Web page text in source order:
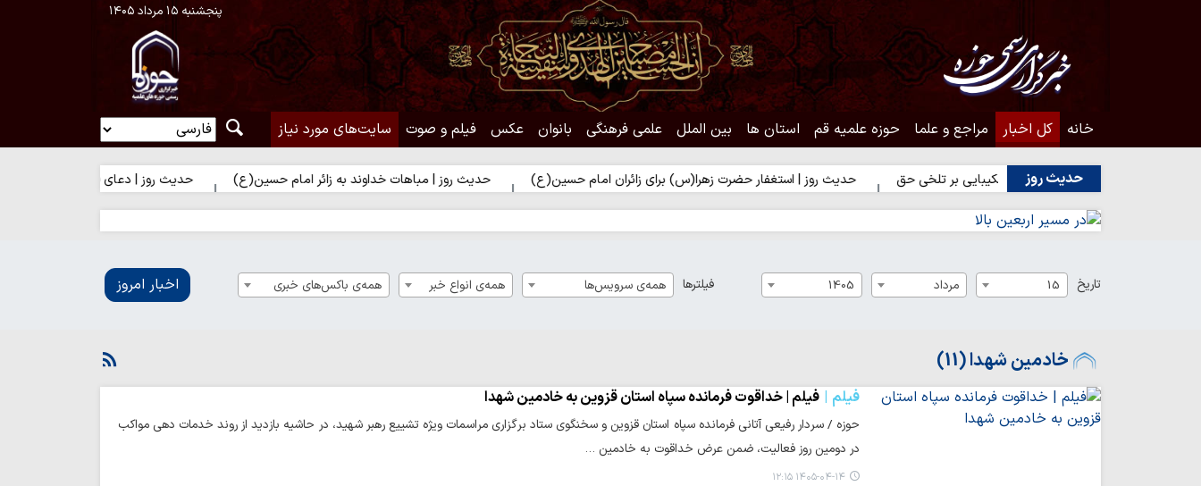
پنجشنبه ۱۵ مرداد ۱۴۰۵
خانه کل اخبار مراجع و علما حوزه علمیه قم استان ها بین الملل علمی فرهنگی بانوان عکس فیلم و صوت سایت‌های مورد نیاز
حدیث روز
حدیث روز | شکیبایی بر تلخی حق حدیث روز | استغفار حضرت زهرا(س) برای زائران امام حسین(ع) حدیث روز | مباهات خداوند به زائر امام حسین(ع) حدیث روز | دعای فرشتگان برای زائر امام
تاریخ 15 مرداد 1405 فیلترها همه‌ی سرویس‌ها همه‌ی انواع خبر همه‌ی باکس‌های خبری اخبار امروز
خادمین شهدا (11)
فیلم فیلم | خداقوت فرمانده سپاه استان قزوین به خادمین شهدا
حوزه / سردار رفیعی آتانی فرمانده سپاه استان قزوین و سخنگوی ستاد برگزاری مراسمات ویژه تشییع رهبر شهید، در حاشیه بازدید از روند خدمات دهی مواکب
در دومین روز فعالیت، ضمن عرض خداقوت به خادمین …
۱۴۰۵-۰۴-۱۴ ۱۲:۱۵